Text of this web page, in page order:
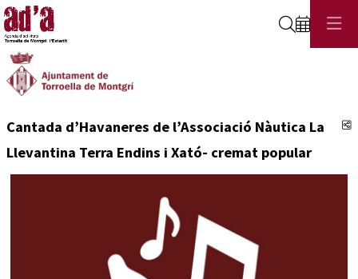
Cerca
Cantada d’Havaneres de l’Associació Nàutica La
Llevantina Terra Endins i Xató- cremat popular